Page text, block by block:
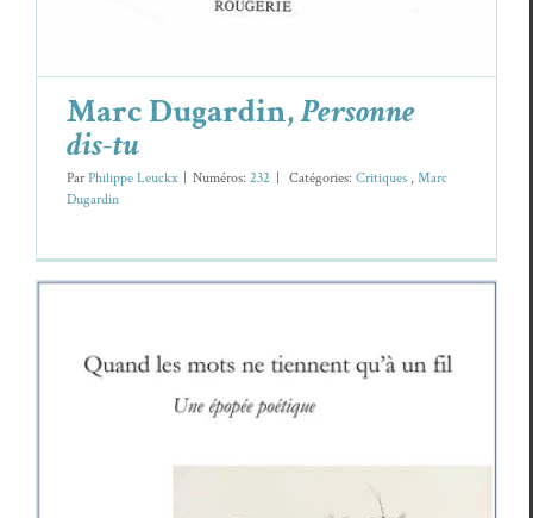
Marc Dugardin,Personne
dis-tu
ParPhilippe Leuckx | Numéros: 232 | Caté­gories: Cri­tiques , Marc
Dugardin